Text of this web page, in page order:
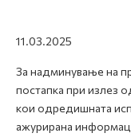
11.03.2025
За надминување на
постапка при излез
кои одредишната
ажурирана